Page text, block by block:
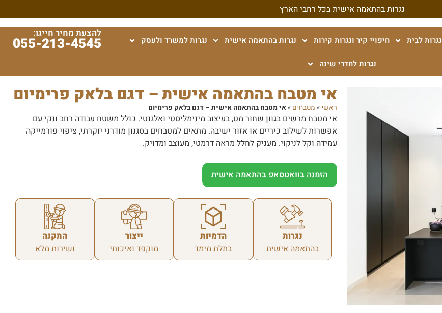
נגרות בהתאמה אישית בכל רחבי הארץ
נגרות לבית חיפויי קיר ונגרות קירות נגרות בהתאמה אישית נגרות למשרד ולעסק
נגרות לחדרי שינה
להצעת מחיר חייגו:
055-213-4545
אי מטבח בהתאמה אישית – דגם בלאק פרימיום
ראשי» מטבחים »אי מטבח בהתאמה אישית – דגם בלאק פרימיום
אי מטבח מרשים בגוון שחור מט, בעיצוב מינימליסטי ואלגנטי. כולל משטח עבודה רחב ונקי עם
אפשרות לשילוב כיריים או אזור ישיבה. מתאים למטבחים בסגנון מודרני יוקרתי, ציפוי פורמייקה
עמידה וקל לניקוי. מעניק לחלל מראה דרמטי, מעוצב ומדויק.
הזמנה בוואטסאפ בהתאמה אישית
נגרות
בהתאמה אישית
הדמיות
בתלת מימד
ייצור
מוקפד ואיכותי
התקנה
ושירות מלא